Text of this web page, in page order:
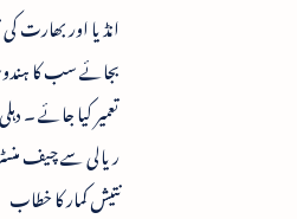
انڈیا اور بھارت
بجائے سب کا
تعمیر کیا جائے ۔
ریالی سے چیف
نتیش کمار کا خطاب